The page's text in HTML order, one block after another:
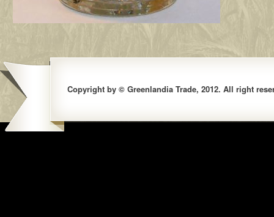
Copyright by © Greenlandia Trade, 2012. All right